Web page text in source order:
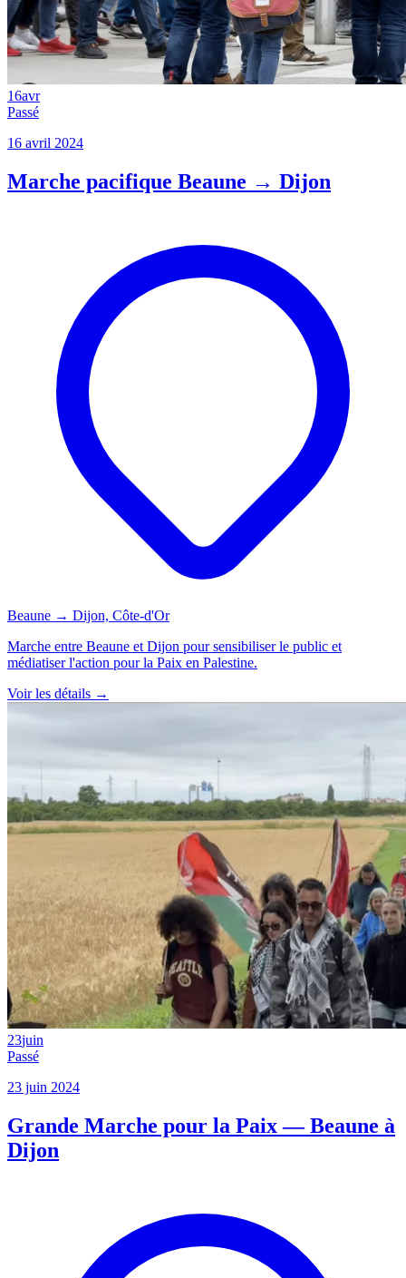
16avr
Passé
16 avril 2024
Marche pacifique Beaune → Dijon
Beaune → Dijon, Côte-d'Or
Marche entre Beaune et Dijon pour sensibiliser le public et
médiatiser l'action pour la Paix en Palestine.
Voir les détails →
23juin
Passé
23 juin 2024
Grande Marche pour la Paix — Beaune à
Dijon